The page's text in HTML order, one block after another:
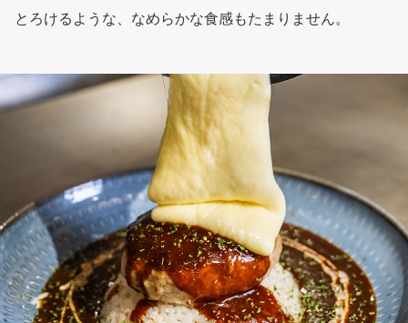
とろけるような、なめらかな食感もたまりません。